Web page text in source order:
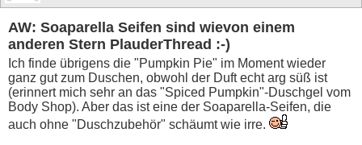
AW: Soaparella Seifen sind wievon einem
anderen Stern PlauderThread :-)
Ich finde übrigens die "Pumpkin Pie" im Moment wieder
ganz gut zum Duschen, obwohl der Duft echt arg süß ist
(erinnert mich sehr an das "Spiced Pumpkin"-Duschgel vom
Body Shop). Aber das ist eine der Soaparella-Seifen, die
auch ohne "Duschzubehör" schäumt wie irre.